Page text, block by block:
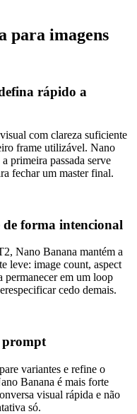
para imagens
rápido a
com clareza suficiente
frame utilizável. Nano
primeira passada serve
fechar um master final.
de forma intencional
Nano Banana mantém a
leve: image count, aspect
permanecer em um loop
cedo demais.
prompt
variantes e refine o
Banana é mais forte
visual rápida e não
só.